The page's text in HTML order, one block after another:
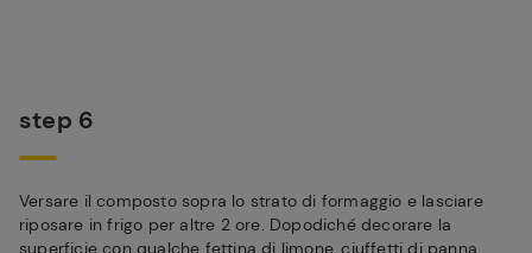
step 6
Versare il composto sopra lo strato di formaggio e lasciare
riposare in frigo per altre 2 ore. Dopodiché decorare la
superficie con qualche fettina di limone, ciuffetti di panna